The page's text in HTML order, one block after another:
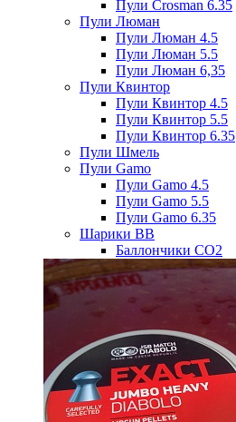
Пули Crosman 6.35
Пули Люман
Пули Люман 4.5
Пули Люман 5.5
Пули Люман 6,35
Пули Квинтор
Пули Квинтор 4.5
Пули Квинтор 5.5
Пули Квинтор 6.35
Пули Шмель
Пули Gamo
Пули Gamo 4.5
Пули Gamo 5.5
Пули Gamo 6.35
Шарики BB
Баллончики CO2